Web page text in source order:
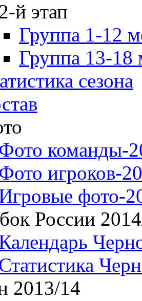
й этап
Группа 1-12
Группа 13-18
сезона
команды-
игроков-
фото-
России
2013/14